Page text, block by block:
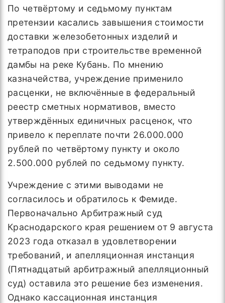
По четвёртому и седьмому пунктам
претензии касались завышения стоимости
доставки железобетонных изделий и
тетраподов при строительстве временной
дамбы на реке Кубань. По мнению
казначейства, учреждение применило
расценки, не включённые в федеральный
реестр сметных нормативов, вместо
утверждённых единичных расценок, что
привело к переплате почти 26.000.000
рублей по четвёртому пункту и около
2.500.000 рублей по седьмому пункту.
Учреждение с этими выводами не
согласилось и обратилось к Фемиде.
Первоначально Арбитражный суд
Краснодарского края решением от 9 августа
2023 года отказал в удовлетворении
требований, и апелляционная инстанция
(Пятнадцатый арбитражный апелляционный
суд) оставила это решение без изменения.
Однако кассационная инстанция